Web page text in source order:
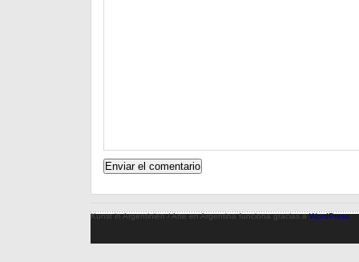
Kunst in Argentinien / Arte en Argentina funciona gracias aWordPress